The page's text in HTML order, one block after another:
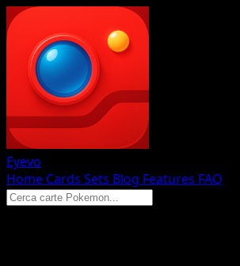
Eyevo
Home Cards Sets Blog Features FAQ